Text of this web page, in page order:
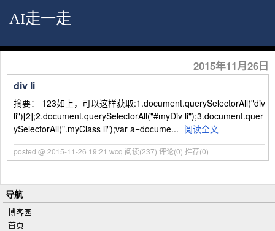
AI走一走
2015年11月26日
div li
摘要： 123如上，可以这样获取:1.document.querySelectorAll("div
li")[2];2.document.querySelectorAll("#myDiv li");3.document.quer
ySelectorAll(".myClass li");var a=docume... 阅读全文
posted @ 2015-11-26 19:21 wcq 阅读(237) 评论(0) 推荐(0)
导航
博客园
首页